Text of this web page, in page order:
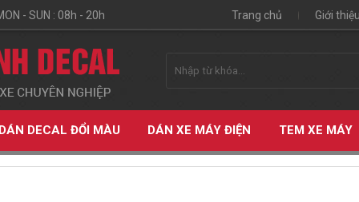
- SUN : 08h - 20h Trang chủ Giới
DÁN DECAL ĐỔI MÀU DÁN XE MÁY ĐIỆN TEM XE MÁY